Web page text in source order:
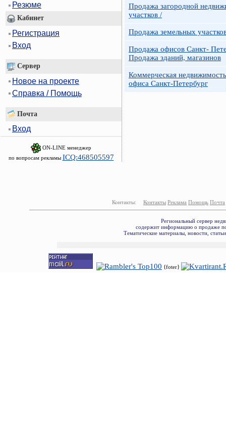
Резюме
Кабинет
Регистрация
Вход
Сервер
Новое на проекте
Справка / Помощь
Почта
Вход
ON-LINE менеджер
по вопросам рекламы ICQ:468505597
Продажа загородной
участков /
Продажа земельных
Продажа офисов Санкт-
Продажа зданий, магазинов
Коммерческая
офиса Санкт-Петербург
Контакты: Контакты Реклама Помощь Почта
Региональный сервер
содержит информацию о продаже
Тематические материалы, новости,
{foter}